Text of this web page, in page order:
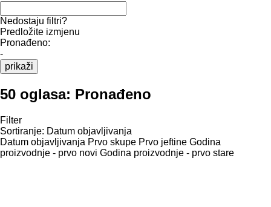
Nedostaju filtri?
Predložite izmjenu
Pronađeno:
-
prikaži
50 oglasa: Pronađeno
Filter
Sortiranje: Datum objavljivanja
Datum objavljivanja Prvo skupe Prvo jeftine Godina
proizvodnje - prvo novi Godina proizvodnje - prvo stare